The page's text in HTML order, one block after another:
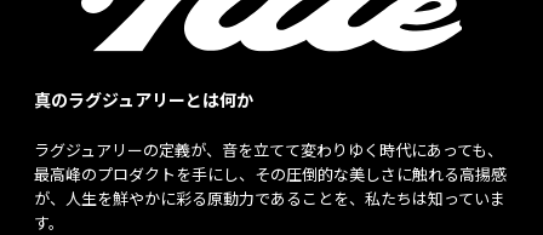
真のラグジュアリーとは何か
ラグジュアリーの定義が、音を立てて変わりゆく時代にあっても、
最高峰のプロダクトを手にし、その圧倒的な美しさに触れる高揚感
が、人生を鮮やかに彩る原動力であることを、私たちは知っていま
す。